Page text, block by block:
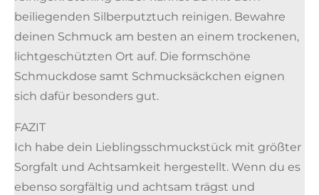
beiliegenden Silberputztuch reinigen. Bewahre
deinen Schmuck am besten an einem trockenen,
lichtgeschützten Ort auf. Die formschöne
Schmuckdose samt Schmucksäckchen eignen
sich dafür besonders gut.
FAZIT
Ich habe dein Lieblingsschmuckstück mit größter
Sorgfalt und Achtsamkeit hergestellt. Wenn du es
ebenso sorgfältig und achtsam trägst und